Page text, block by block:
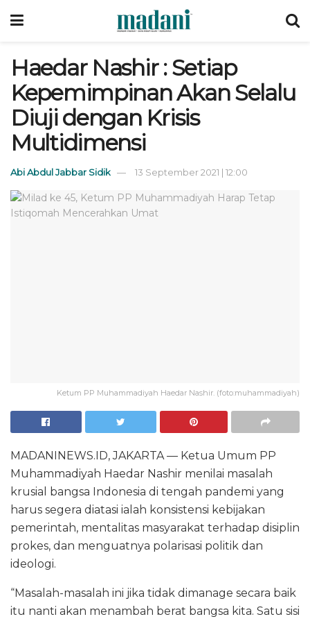
Haedar Nashir : Setiap
Kepemimpinan Akan Selalu
Diuji dengan Krisis
Multidimensi
Abi Abdul Jabbar Sidik 13 September 2021 | 12:00
Ketum PP Muhammadiyah Haedar Nashir. (foto:muhammadiyah)
MADANINEWS.ID, JAKARTA — Ketua Umum PP
Muhammadiyah Haedar Nashir menilai masalah
krusial bangsa Indonesia di tengah pandemi yang
harus segera diatasi ialah konsistensi kebijakan
pemerintah, mentalitas masyarakat terhadap disiplin
prokes, dan menguatnya polarisasi politik dan
ideologi.
“Masalah-masalah ini jika tidak dimanage secara baik
itu nanti akan menambah berat bangsa kita. Satu sisi